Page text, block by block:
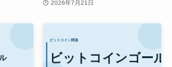
2026年7月21日